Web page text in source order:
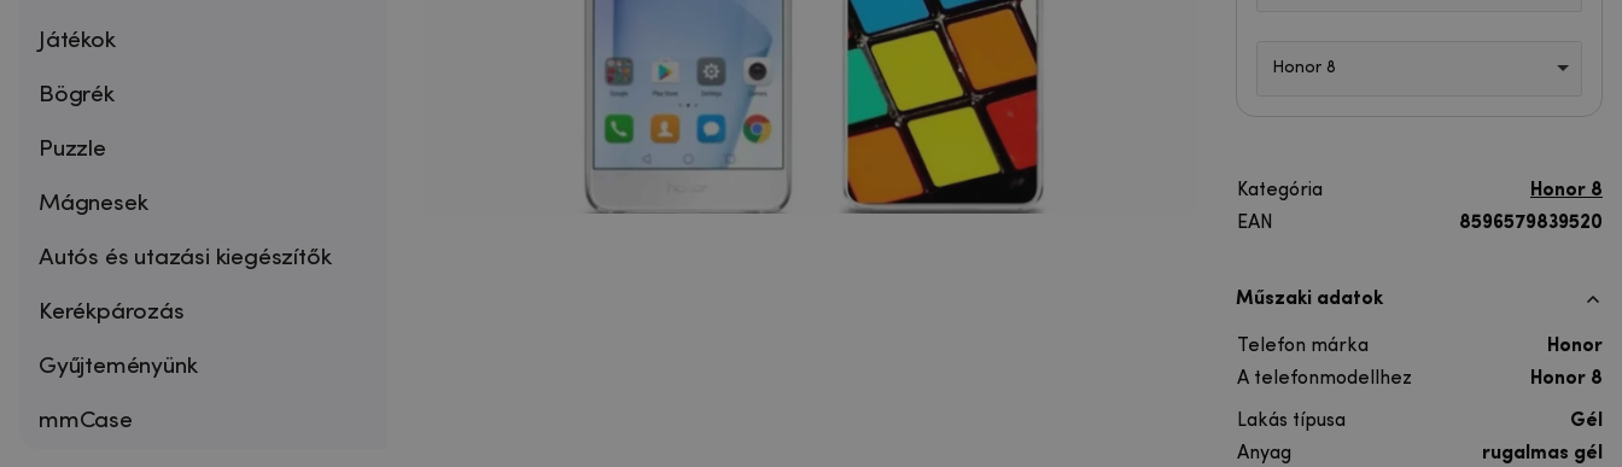
Játékok
Bögrék
Puzzle
Mágnesek
Autós és utazási kiegészítők
Kerékpározás
Gyűjteményünk
mmCase
Honor 8
Kategória
Honor 8
EAN
8596579839520
Műszaki adatok
Telefon márka
Honor
A telefonmodellhez
Honor 8
Lakás típusa
Gél
Anyag
rugalmas gél